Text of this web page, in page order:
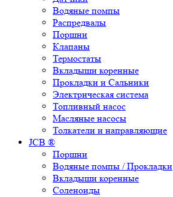
Водяные помпы
Распредвалы
Поршни
Клапаны
Термостаты
Вкладыши коренные
Прокладки и Сальники
Электрическая система
Топливный насос
Масляные насосы
Толкатели и направляющие
JCB ®
Поршни
Водяные помпы / Прокладки
Вкладыши коренные
Соленоиды